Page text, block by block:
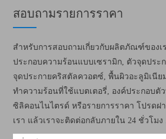
สอบถามรายการราคา
สำหรับการสอบถามเกี่ยวกับผลิตภัณฑ์ของเ
ประกอบความร้อนแบบเซรามิก, ตัวจุดประ
จุดประกายคริสตัลควอตซ์, พื้นผิวอะลูมิเนีย
ทำความร้อนที่ใช้แบตเตอรี่, องค์ประกอบตั
ซิลิคอนไนไตรด์ หรือรายการราคา โปรดฝ
เรา แล้วเราจะติดต่อกลับภายใน 24 ชั่วโมง .